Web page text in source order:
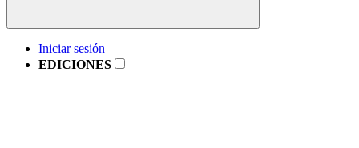
Iniciar sesión
EDICIONES